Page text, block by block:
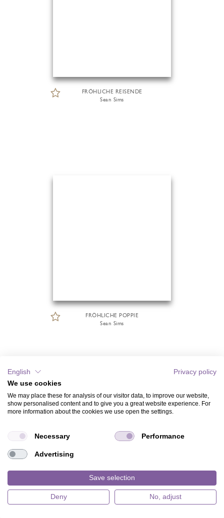
FRÖHLICHE REISENDE
Sean Sims
FRÖHLICHE POPPIE
Sean Sims
English
Privacy policy
We use cookies
We may place these for analysis of our visitor data, to improve our website,
show personalised content and to give you a great website experience. For
more information about the cookies we use open the settings.
Necessary Performance
Advertising
Save selection
Deny No, adjust